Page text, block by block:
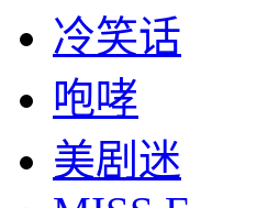
冷笑话
咆哮
美剧迷